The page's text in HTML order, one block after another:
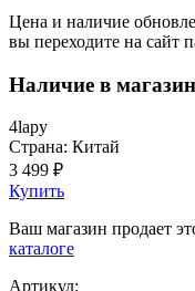
Цена и наличие
вы переходите на сайт
Наличие в
4lapy
Страна: Китай
3 499 ₽
Купить
Ваш магазин продает
каталоге
Артикул: